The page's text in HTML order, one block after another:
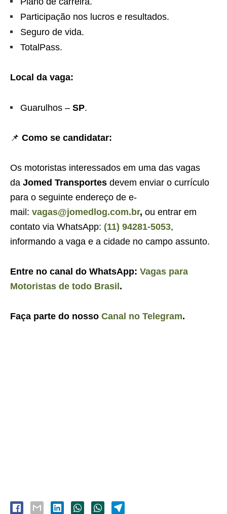
Participação nos lucros e resultados.
Seguro de vida.
TotalPass.
Local da vaga:
Guarulhos – SP.
📌 Como se candidatar:
Os motoristas interessados em uma das vagas
da Jomed Transportes devem enviar o currículo
para o seguinte endereço de e-
mail: vagas@jomedlog.com.br, ou entrar em
contato via WhatsApp: (11) 94281-5053,
informando a vaga e a cidade no campo assunto.
Entre no canal do WhatsApp: Vagas para
Motoristas de todo Brasil .
Faça parte do nosso Canal no Telegram.